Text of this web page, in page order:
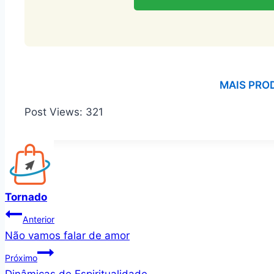
MAIS
Post Views: 321
Tornado
Navegação
de
Post
Anterior
Não vamos falar de amor
Próximo